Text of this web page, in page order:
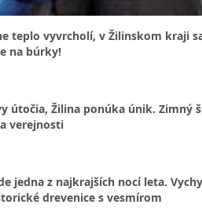
teplo vyvrcholí, v Žilinskom kraji
na búrky!
útočia, Žilina ponúka únik. Zimný
verejnosti
jedna z najkrajších nocí leta.
drevenice s vesmírom